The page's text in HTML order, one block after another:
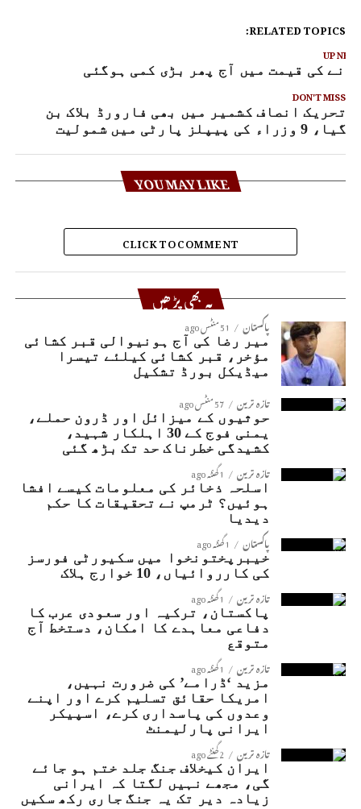
RELATED TOPICS:
UP
کی قیمت میں آج پھر بڑی کمی ہوگئی
DON'T MISS
تحریک انصاف کشمیر میں بھی فارورڈ بلاک بن
گیا، 9 وزراء کی پیپلز پارٹی میں شمولیت
YOU MAY LIKE
CLICK TO COMMENT
یہ بھی پڑھیں
پاکستان 51 منٹس ago
میر رضا کی آج ہونیوالی قبر کشائی
مؤخر، قبر کشائی کیلئے تیسرا
میڈیکل بورڈ تشکیل
تازہ ترین 57 منٹس ago
حوثیوں کے میزائل اور ڈرون حملے،
یمنی فوج کے 30 اہلکار شہید،
کشیدگی خطرناک حد تک بڑھ گئی
تازہ ترین 1 گھنٹہ ago
اسلحہ ذخائر کی معلومات کیسے افشا
ہوئیں؟ ٹرمپ نے تحقیقات کا حکم
دیدیا
پاکستان 1 گھنٹہ ago
خیبرپختونخوا میں سکیورٹی فورسز
کی کارروائیاں، 10 خوارج ہلاک
تازہ ترین 1 گھنٹہ ago
پاکستان، ترکیہ اور سعودی عرب کا
دفاعی معاہدے کا امکان، دستخط آج
متوقع
تازہ ترین 1 گھنٹہ ago
مزید ‘ڈرامے’ کی ضرورت نہیں،
امریکا حقائق تسلیم کرے اور اپنے
وعدوں کی پاسداری کرے، اسپیکر
ایرانی پارلیمنٹ
تازہ ترین 2 گھنٹے ago
ایران کیخلاف جنگ جلد ختم ہو جائے
گی، مجھے نہیں لگتا کہ ایرانی
زیادہ دیر تک یہ جنگ جاری رکھ سکیں